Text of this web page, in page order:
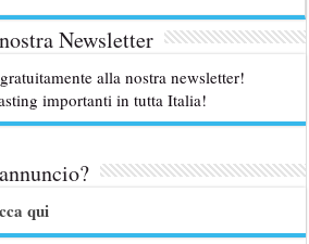
Newsletter
alla nostra newsletter!
importanti in tutta Italia!
qui